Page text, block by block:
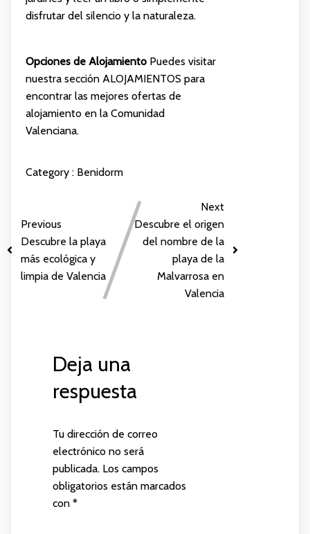
disfrutar del silencio y la naturaleza.
Opciones de AlojamientoPuedes visitar
nuestra sección ALOJAMIENTOS para
encontrar las mejores ofertas de
alojamiento en la Comunidad
Valenciana.
Category : Benidorm
Previous
Descubre la playa
más ecológica y
limpia de Valencia
Next
Descubre el origen
del nombre de la
playa de la
Malvarrosa en
Valencia
Deja una
respuesta
Tu dirección de correo
electrónico no será
publicada. Los campos
obligatorios están marcados
con *